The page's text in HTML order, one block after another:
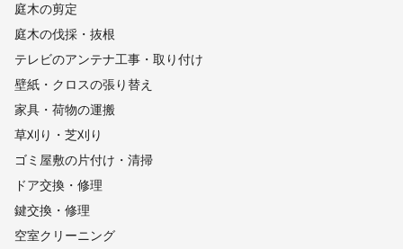
庭木の剪定
庭木の伐採・抜根
テレビのアンテナ工事・取り付け
壁紙・クロスの張り替え
家具・荷物の運搬
草刈り・芝刈り
ゴミ屋敷の片付け・清掃
ドア交換・修理
鍵交換・修理
空室クリーニング